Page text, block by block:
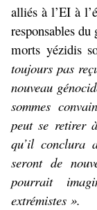
alliés à l’EI à
responsables
morts yézidis
toujours pas
nouveau
sommes
peut se retirer
qu’il conclura
seront de
pourrait
extrémistes ».